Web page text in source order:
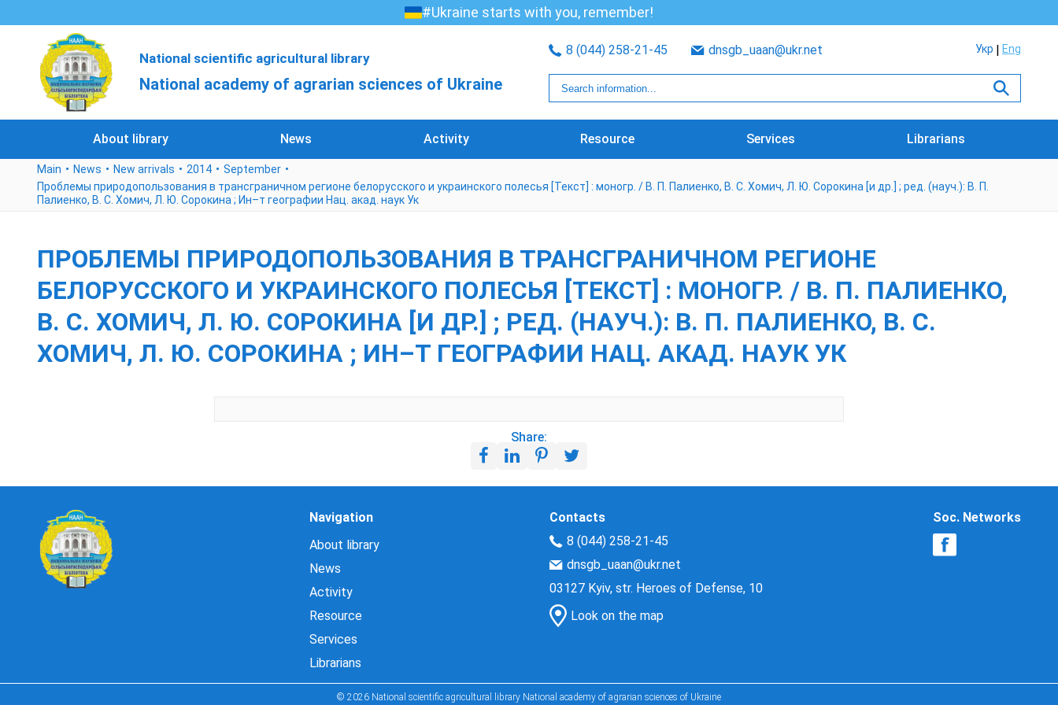
#Ukraine starts with you, remember!
National scientific agricultural library
National academy of agrarian sciences of Ukraine
8 (044) 258-21-45 dnsgb_uaan@ukr.net Укр Eng
About library News Activity Resource Services Librarians
Main News New arrivals 2014
September
Проблемы природопользования в трансграничном регионе белорусского и украинского полесья [Текст] : моногр. / В. П. Палиенко, В. С. Хомич, Л. Ю. Сорокина [и др.] ; ред. (науч.): В. П.
Палиенко, В. С. Хомич, Л. Ю. Сорокина ; Ин–т географии Нац. акад. наук Ук
ПРОБЛЕМЫ ПРИРОДОПОЛЬЗОВАНИЯ В ТРАНСГРАНИЧНОМ РЕГИОНЕ
БЕЛОРУССКОГО И УКРАИНСКОГО ПОЛЕСЬЯ [ТЕКСТ] : МОНОГР. / В. П. ПАЛИЕНКО,
В. С. ХОМИЧ, Л. Ю. СОРОКИНА [И ДР.] ; РЕД. (НАУЧ.): В. П. ПАЛИЕНКО, В. С.
ХОМИЧ, Л. Ю. СОРОКИНА ; ИН–Т ГЕОГРАФИИ НАЦ. АКАД. НАУК УК
Share:
Navigation
About library
News
Activity
Resource
Services
Librarians
Contacts
8 (044) 258-21-45
dnsgb_uaan@ukr.net
03127 Kyiv, str. Heroes of Defense, 10
Look on the map
Soc. Networks
© 2026 National scientific agricultural library National academy of agrarian sciences of Ukraine